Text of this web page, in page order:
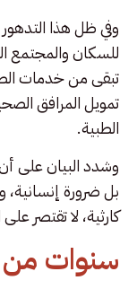
وفي ظل هذا
للسكان والمجتمع
تبقى من خدمات
تمويل المرافق
الطبية.
وشدد البيان على
بل ضرورة إنسانية،
كارثية، لا تقتصر
سنوات من